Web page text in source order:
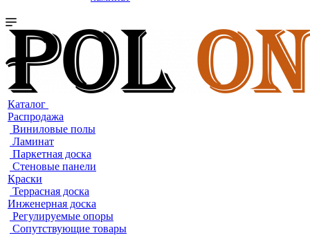
Каталог
Распродажа
Виниловые полы
Ламинат
Паркетная доска
Стеновые панели
Краски
Террасная доска
Инженерная доска
Регулируемые опоры
Сопутствующие товары